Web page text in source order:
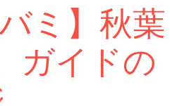
ミ】秋葉
ガイドの